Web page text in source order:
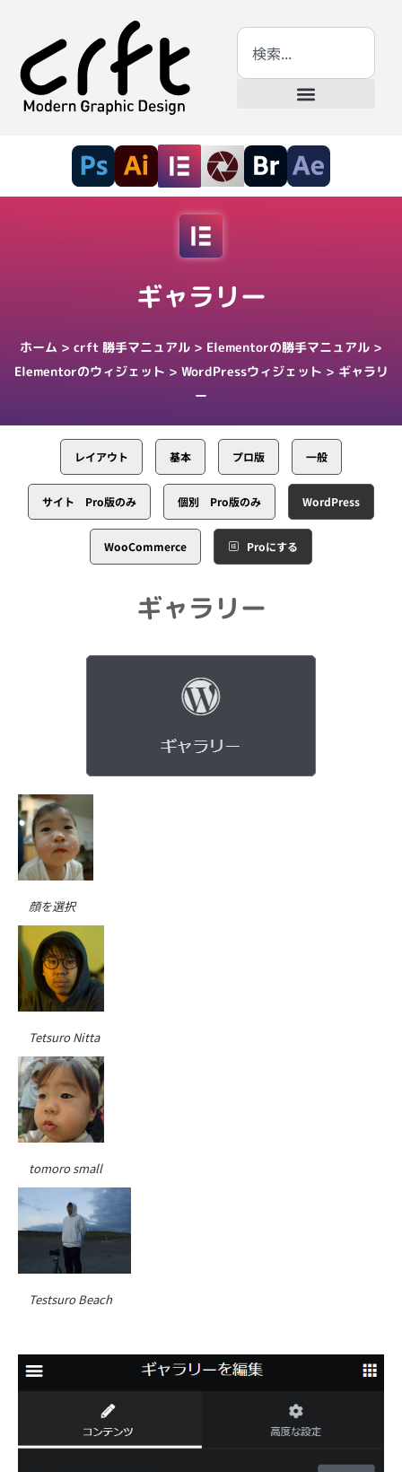
ギャラリー
ホーム > crft 勝手マニュアル > Elementorの勝手マニュアル >
Elementorのウィジェット > WordPressウィジェット > ギャラリ
ー
レイアウト 基本 プロ版 一般
サイト Pro版のみ 個別 Pro版のみ WordPress
WooCommerce Proにする
ギャラリー
顔を選択
Tetsuro Nitta
tomoro small
Testsuro Beach